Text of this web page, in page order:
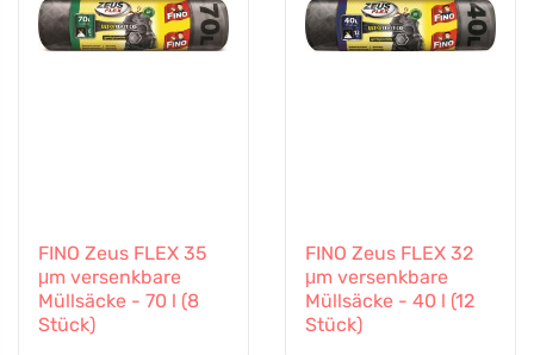
FINO Zeus FLEX 35
μm versenkbare
Müllsäcke - 70 l (8
Stück)
FINO Zeus FLEX 32
μm versenkbare
Müllsäcke - 40 l (12
Stück)